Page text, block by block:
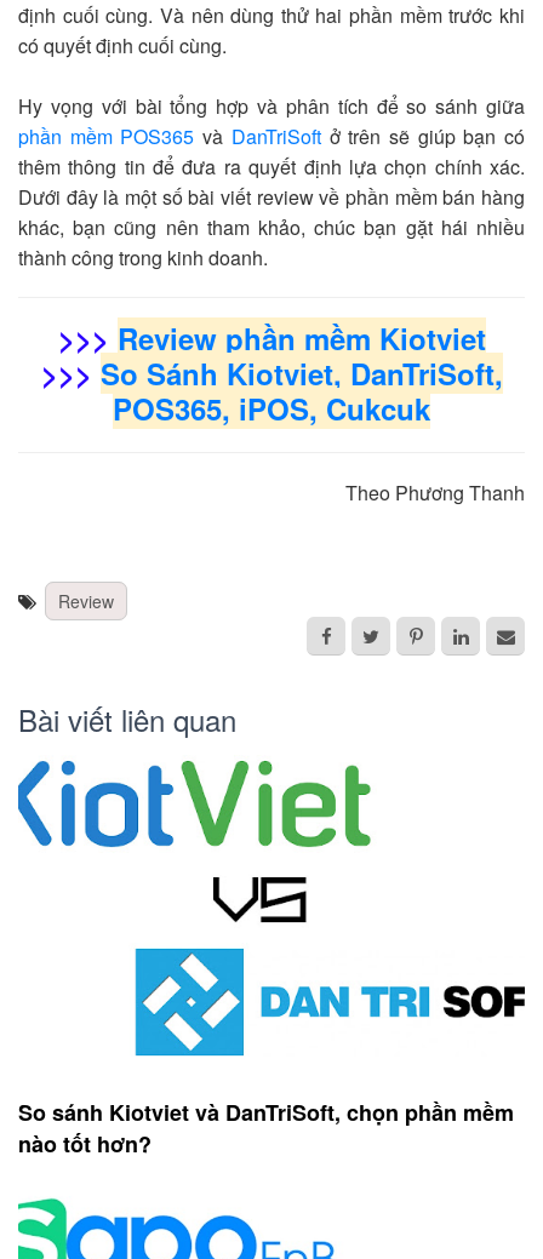
định cuối cùng. Và nên dùng thử hai phần mềm trước khi
có quyết định cuối cùng.
Hy vọng với bài tổng hợp và phân tích để so sánh giữa
phần mềm POS365 và DanTriSoftở trên sẽ giúp bạn có
thêm thông tin để đưa ra quyết định lựa chọn chính xác.
Dưới đây là một số bài viết review về phần mềm bán hàng
khác, bạn cũng nên tham khảo, chúc bạn gặt hái nhiều
thành công trong kinh doanh.
>>> Review phần mềm Kiotviet
>>> So Sánh Kiotviet, DanTriSoft,
POS365, iPOS, Cukcuk
Theo Phương Thanh
Review
Bài viết liên quan
So sánh Kiotviet và DanTriSoft, chọn phần mềm
nào tốt hơn?